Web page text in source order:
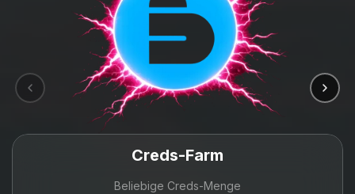
Creds-Farm
Beliebige Creds-Menge